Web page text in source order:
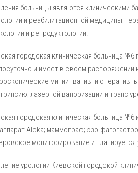
больницы являются клиническими
и реабилитационной медицины;
и репродуктологии.
городская клиническая больница
и имеет в своем
миниинвативни
лазерной вапоризации и транс
городская клиническая больница
Aloka; маммограф; эзо-
мониторирование и планируется
урологии Киевской городской